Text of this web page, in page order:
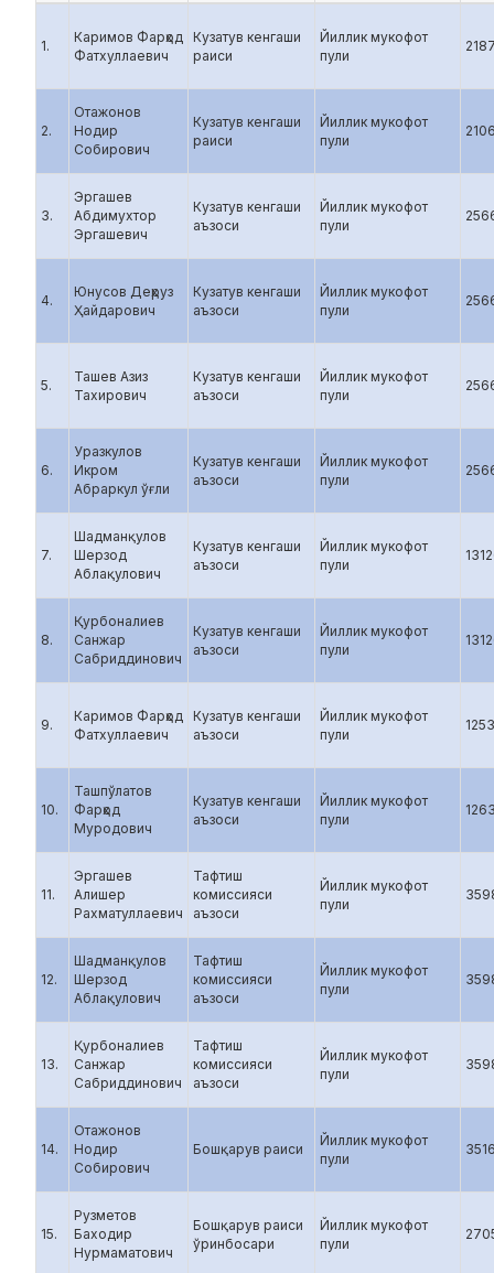
1.
Каримов Фарҳод
Фатхуллаевич
Кузатув кенгаши
раиси
Йиллик мукофот
пули
2.
Отажонов
Нодир
Собирович
Кузатув кенгаши
раиси
Йиллик мукофот
пули
3.
Эргашев
Абдимухтор
Эргашевич
Кузатув кенгаши
аъзоси
Йиллик мукофот
пули
4.
Юнусов Деҳруз
Ҳайдарович
Кузатув кенгаши
аъзоси
Йиллик мукофот
пули
5.
Ташев Азиз
Тахирович
Кузатув кенгаши
аъзоси
Йиллик мукофот
пули
6.
Уразкулов
Икром
Абраркул ўғли
Кузатув кенгаши
аъзоси
Йиллик мукофот
пули
7.
Шадманқулов
Шерзод
Аблақулович
Кузатув кенгаши
аъзоси
Йиллик мукофот
пули
8.
Қурбоналиев
Санжар
Сабриддинович
Кузатув кенгаши
аъзоси
Йиллик мукофот
пули
9.
Каримов Фарҳод
Фатхуллаевич
Кузатув кенгаши
аъзоси
Йиллик мукофот
пули
10.
Ташпўлатов
Фарҳод
Муродович
Кузатув кенгаши
аъзоси
Йиллик мукофот
пули
11.
Эргашев
Алишер
Рахматуллаевич
Тафтиш
комиссияси
аъзоси
Йиллик мукофот
пули
12.
Шадманқулов
Шерзод
Аблақулович
Тафтиш
комиссияси
аъзоси
Йиллик мукофот
пули
13.
Қурбоналиев
Санжар
Сабриддинович
Тафтиш
комиссияси
аъзоси
Йиллик мукофот
пули
14.
Отажонов
Нодир
Собирович
Бошқарув раиси
Йиллик мукофот
пули
15.
Рузметов
Баходир
Нурмаматович
Бошқарув раиси
ўринбосари
Йиллик мукофот
пули